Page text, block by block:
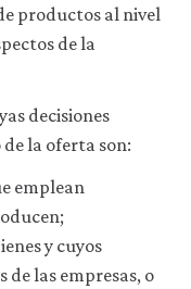
productos al nivel
de la
decisiones
la oferta son:
emplean
y cuyos
de las empresas, o